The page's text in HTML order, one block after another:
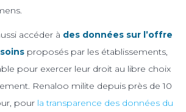
accéder à des données sur l’offre
proposés par les établissements,
pour exercer leur droit au libre choix
Renaloo milite depuis près de 10
pour la transparence des données du